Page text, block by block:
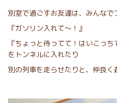
別室で過ごすお友達は、みんな
『ガソリン入れて～！』
『ちょっと待ってて！はいこっ
をトンネルに入れたり
別の列車を走らせたりと、仲良